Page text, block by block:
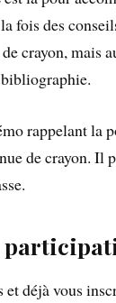
fois des
crayon, mais
rappelant la
de crayon. Il
et déjà vous